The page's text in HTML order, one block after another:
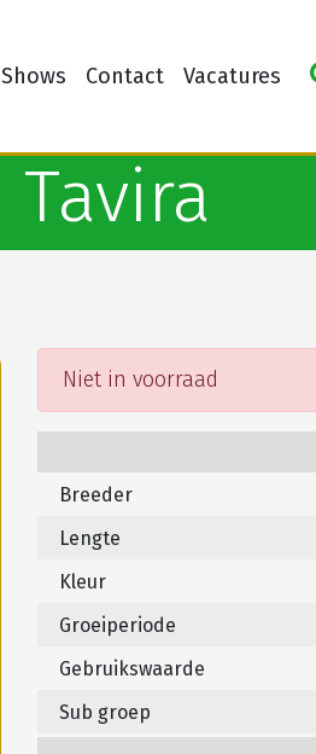
Shows Contact Vacatures
Tavira
Niet in voorraad
Breeder
Lengte
Kleur
Groeiperiode
Gebruikswaarde
Sub groep